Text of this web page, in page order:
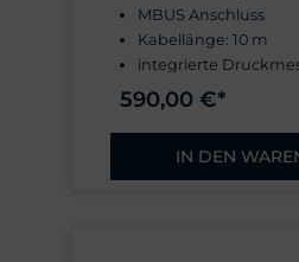
MBUS Anschluss
Kabellänge: 10 m
integrierte
4 Luft-Ausgänge
für 16 mm Schlauch
590,00 €*
IN DEN